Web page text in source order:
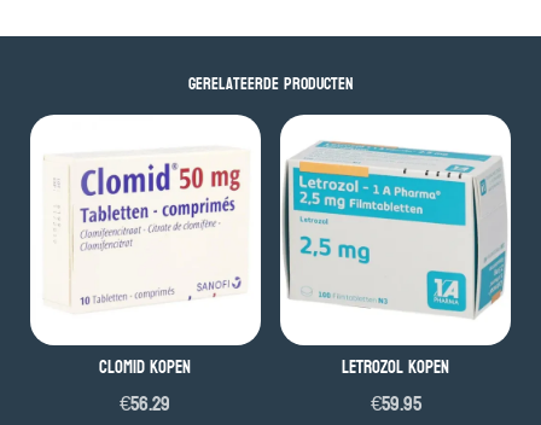
Gerelateerde producten
Clomid Kopen
€56.29
Letrozol Kopen
€59.95